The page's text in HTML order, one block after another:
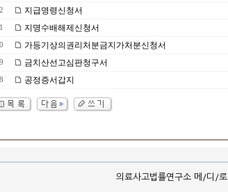
지급명령신청서
지명수배해제신청서
가등기상의권리처분금지가처분신청서
금치산선고심판청구서
공정증서갑지
의료사고법률연구소 메/디/로